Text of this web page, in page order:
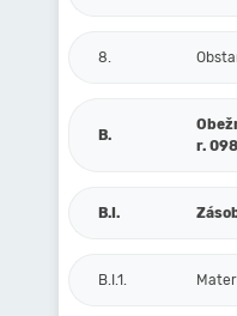
8.
B.
r.
B.I.
B.I.1.